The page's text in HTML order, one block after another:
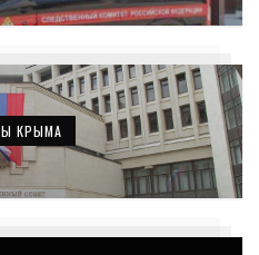
КРЫМА